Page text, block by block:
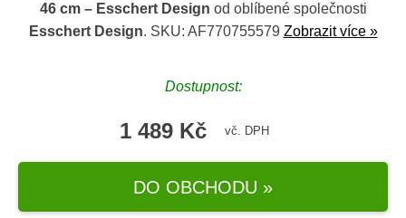
46 cm – Esschert Design od oblíbené společnosti
Esschert Design. SKU: AF770755579 Zobrazit více »
Dostupnost:
1 489 Kč vč. DPH
DO OBCHODU »